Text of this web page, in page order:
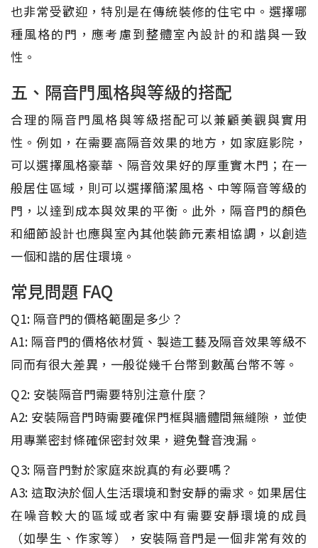
也非常受歡迎，特別是在傳統裝修的住宅中。選擇哪
種風格的門，應考慮到整體室內設計的和諧與一致
性。
五、隔音門風格與等級的搭配
合理的隔音門風格與等級搭配可以兼顧美觀與實用
性。例如，在需要高隔音效果的地方，如家庭影院，
可以選擇風格豪華、隔音效果好的厚重實木門；在一
般居住區域，則可以選擇簡潔風格、中等隔音等級的
門，以達到成本與效果的平衡。此外，隔音門的顏色
和細節設計也應與室內其他裝飾元素相協調，以創造
一個和諧的居住環境。
常見問題 FAQ
Q1: 隔音門的價格範圍是多少？
A1: 隔音門的價格依材質、製造工藝及隔音效果等級不
同而有很大差異，一般從幾千台幣到數萬台幣不等。
Q2: 安裝隔音門需要特別注意什麼？
A2: 安裝隔音門時需要確保門框與牆體間無縫隙，並使
用專業密封條確保密封效果，避免聲音洩漏。
Q3: 隔音門對於家庭來說真的有必要嗎？
A3: 這取決於個人生活環境和對安靜的需求。如果居住
在噪音較大的區域或者家中有需要安靜環境的成員
（如學生、作家等），安裝隔音門是一個非常有效的